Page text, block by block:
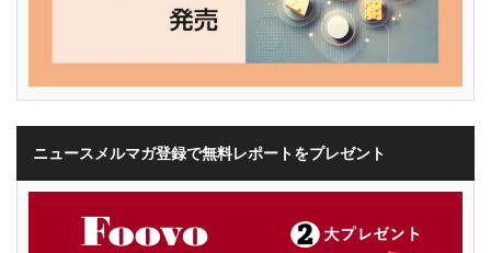
ニュースメルマガ登録で無料レポートをプレゼント